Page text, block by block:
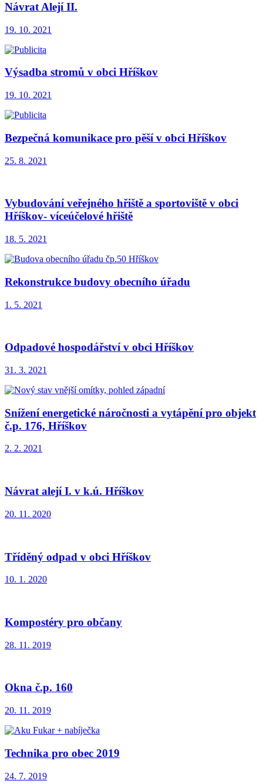
Návrat Alejí II.
19. 10. 2021
Výsadba stromů v obci Hříškov
19. 10. 2021
Bezpečná komunikace pro pěší v obci Hříškov
25. 8. 2021
Vybudování veřejného hřiště a sportoviště v obci
Hříškov- víceúčelové hřiště
18. 5. 2021
Rekonstrukce budovy obecního úřadu
1. 5. 2021
Odpadové hospodářství v obci Hříškov
31. 3. 2021
Snížení energetické náročnosti a vytápění pro objekt
č.p. 176, Hříškov
2. 2. 2021
Návrat alejí I. v k.ú. Hříškov
20. 11. 2020
Tříděný odpad v obci Hříškov
10. 1. 2020
Kompostéry pro občany
28. 11. 2019
Okna č.p. 160
20. 11. 2019
Technika pro obec 2019
24. 7. 2019